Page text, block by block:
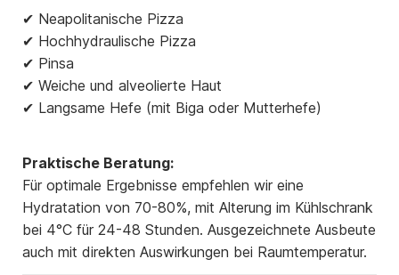
✔ Neapolitanische Pizza
✔ Hochhydraulische Pizza
✔ Pinsa
✔ Weiche und alveolierte Haut
✔ Langsame Hefe (mit Biga oder Mutterhefe)
Praktische Beratung:
Für optimale Ergebnisse empfehlen wir eine
Hydratation von 70-80%, mit Alterung im Kühlschrank
bei 4°C für 24-48 Stunden. Ausgezeichnete Ausbeute
auch mit direkten Auswirkungen bei Raumtemperatur.